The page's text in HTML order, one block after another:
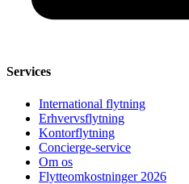
Services
International flytning
Erhvervsflytning
Kontorflytning
Concierge-service
Om os
Flytteomkostninger 2026